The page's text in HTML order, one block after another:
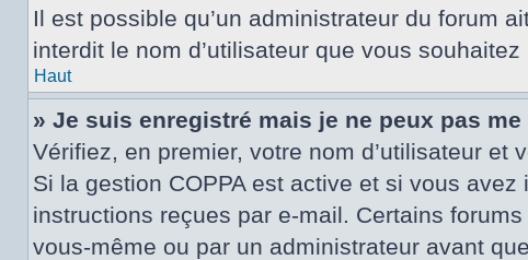
Il est possible qu’un administrateur du forum
interdit le nom d’utilisateur que vous
Haut
» Je suis enregistré mais je ne peux pas
Vérifiez, en premier, votre nom d’utilisateur et
Si la gestion COPPA est active et si vous
instructions reçues par e-mail. Certains
vous-même ou par un administrateur avant